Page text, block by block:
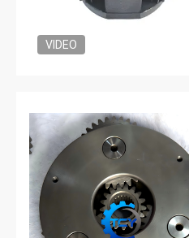
VIDEO